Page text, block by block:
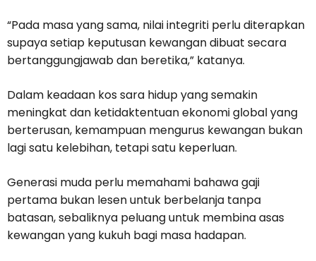
“Pada masa yang sama, nilai integriti perlu diterapkan
supaya setiap keputusan kewangan dibuat secara
bertanggungjawab dan beretika,” katanya.
Dalam keadaan kos sara hidup yang semakin
meningkat dan ketidaktentuan ekonomi global yang
berterusan, kemampuan mengurus kewangan bukan
lagi satu kelebihan, tetapi satu keperluan.
Generasi muda perlu memahami bahawa gaji
pertama bukan lesen untuk berbelanja tanpa
batasan, sebaliknya peluang untuk membina asas
kewangan yang kukuh bagi masa hadapan.